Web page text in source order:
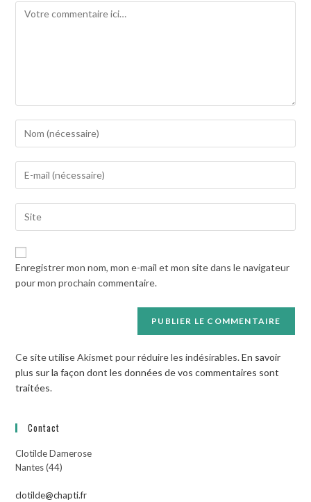
Comment
username
to
comment
address
to
comment
votre
site
(facultatif)
Enregistrer mon nom, mon e-mail et mon site dans le navigateur
pour mon prochain commentaire.
Ce site utilise Akismet pour réduire les indésirables.En savoir
plus sur la façon dont les données de vos commentaires sont
traitées.
Contact
Clotilde Damerose
Nantes (44)
clotilde@chapti.fr